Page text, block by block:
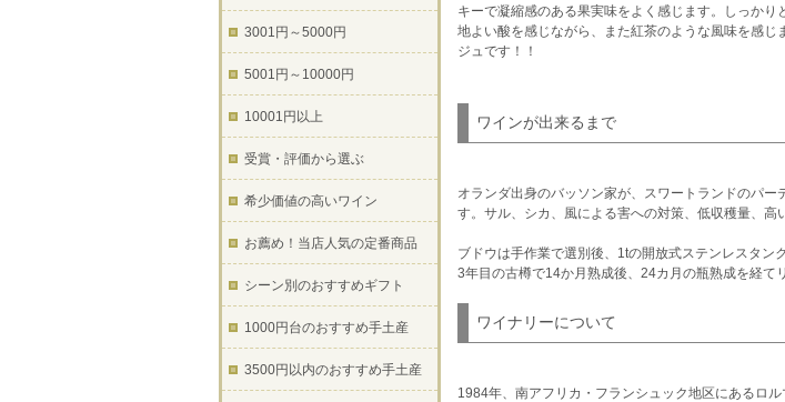
キーで凝縮感のある果実味をよく感じます。しっか
地よい酸を感じながら、また紅茶のような風味を感
ジュです！！
ワインが出来るまで
オランダ出身のバッソン家が、スワートランドのパ
す。サル、シカ、風による害への対策、低収穫量、高
ブドウは手作業で選別後、1tの開放式ステンレスタン
3年目の古樽で14か月熟成後、24カ月の瓶熟成を経て
ワイナリーについて
1984年、南アフリカ・フランシュック地区にあるロ
3001円～5000円
5001円～10000円
10001円以上
受賞・評価から選ぶ
希少価値の高いワイン
お薦め！当店人気の定番商品
シーン別のおすすめギフト
1000円台のおすすめ手土産
3500円以内のおすすめ手土産